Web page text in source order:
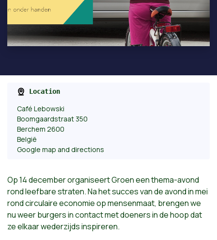
Location
Café Lebowski
Boomgaardstraat 350
Berchem 2600
België
Google map and directions
Op 14 december organiseert Groen een thema-avond
rond leefbare straten. Na het succes van de avond in mei
rond circulaire economie op mensenmaat, brengen we
nu weer burgers in contact met doeners in de hoop dat
ze elkaar wederzijds inspireren.